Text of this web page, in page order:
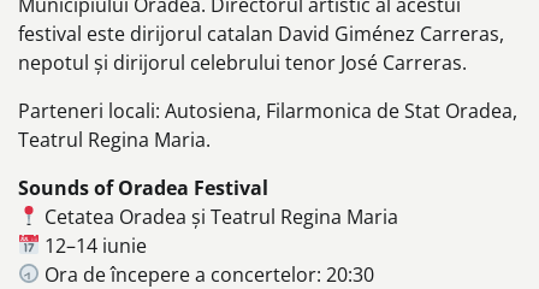
festival este dirijorul catalan David Giménez Carreras,
nepotul și dirijorul celebrului tenor José Carreras.
Parteneri locali: Autosiena, Filarmonica de Stat Oradea,
Teatrul Regina Maria.
Sounds of Oradea Festival
Cetatea Oradea și Teatrul Regina Maria
12–14 iunie
Ora de începere a concertelor: 20:30